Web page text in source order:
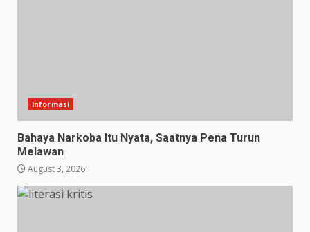
Informasi
Bahaya Narkoba Itu Nyata, Saatnya Pena Turun
Melawan
August 3, 2026